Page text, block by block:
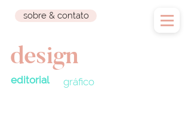
sobre & contato
design
editorial gráfico